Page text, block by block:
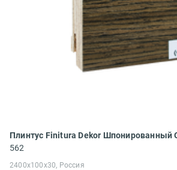
562
2400x100x30, Россия